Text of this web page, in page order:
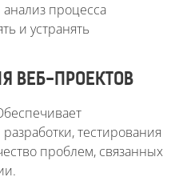
процесса
и устранять
ВЕБ-ПРОЕКТОВ
тестирования
проблем, связанных